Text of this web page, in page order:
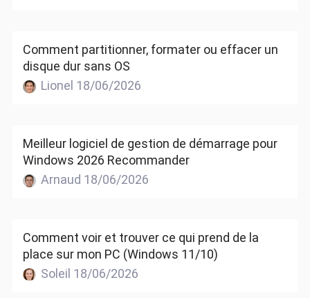
Comment partitionner, formater ou effacer un
disque dur sans OS
Lionel 18/06/2026
Meilleur logiciel de gestion de démarrage pour
Windows 2026 Recommander
Arnaud 18/06/2026
Comment voir et trouver ce qui prend de la
place sur mon PC (Windows 11/10)
Soleil 18/06/2026